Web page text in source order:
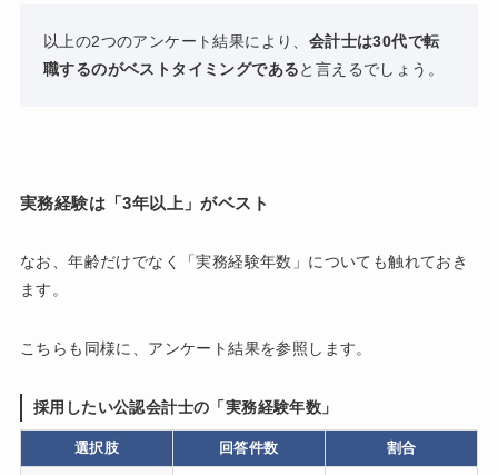
以上の2つのアンケート結果により、 会計士は30代で転
職するのがベストタイミングであると言えるでしょう。
実務経験は「3年以上」がベスト
なお、年齢だけでなく「実務経験年数」についても触れておき
ます。
こちらも同様に、アンケート結果を参照します。
採用したい公認会計士の「実務経験年数」
選択肢 回答件数 割合